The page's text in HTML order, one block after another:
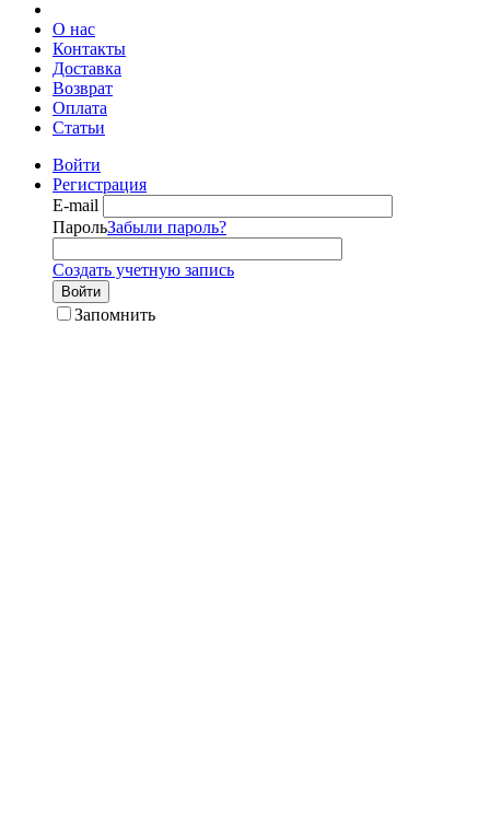
О нас
Контакты
Доставка
Возврат
Оплата
Статьи
Войти
Регистрация
E-mail
ПарольЗабыли пароль?
Создать учетную запись
Войти
Запомнить